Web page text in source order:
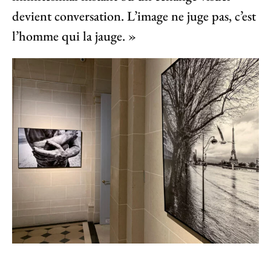
devient conversation. L’image ne juge pas, c’est
l’homme qui la jauge. »